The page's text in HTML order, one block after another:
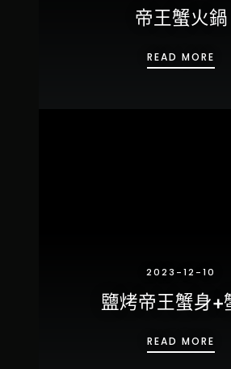
帝王蟹火鍋
READ MORE
2023-12-10
鹽烤帝王蟹身+
READ MORE